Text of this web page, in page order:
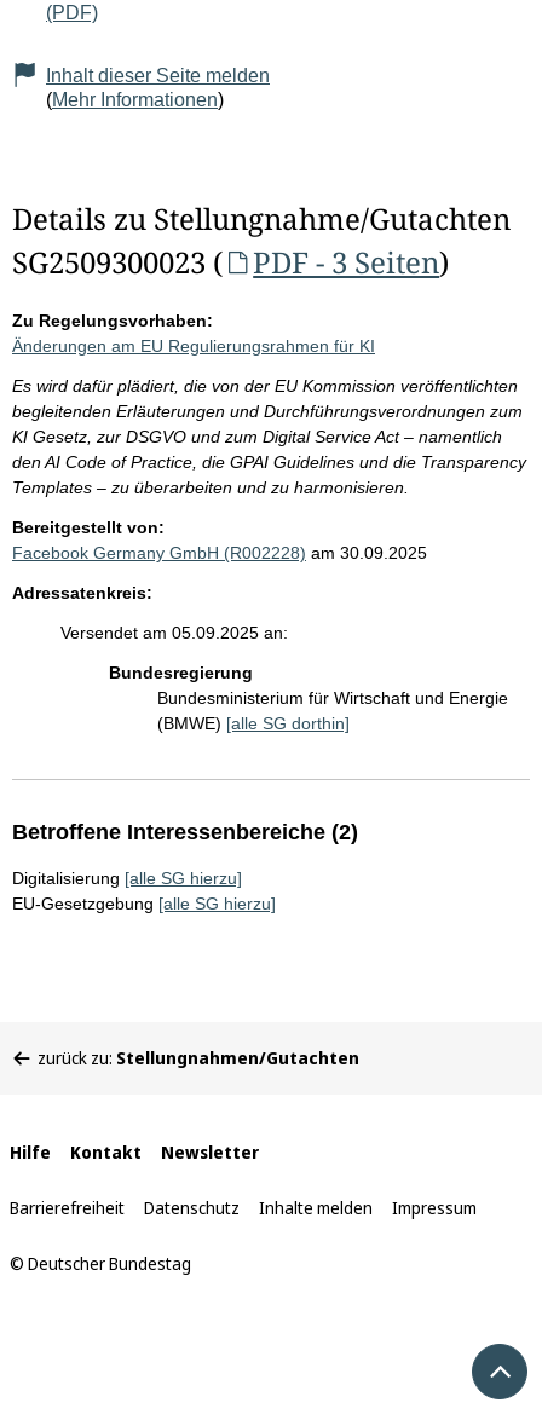
(PDF)
Inhalt dieser Seite melden
(Mehr Informationen)
Details zu Stellungnahme/Gutachten
SG2509300023 (
PDF - 3 Seiten)
Zu Regelungsvorhaben:
Änderungen am EU Regulierungsrahmen für KI
Es wird dafür plädiert, die von der EU Kommission veröffentlichten
begleitenden Erläuterungen und Durchführungsverordnungen zum
KI Gesetz, zur DSGVO und zum Digital Service Act – namentlich
den AI Code of Practice, die GPAI Guidelines und die Transparency
Templates – zu überarbeiten und zu harmonisieren.
Bereitgestellt von:
Facebook Germany GmbH (R002228) am 30.09.2025
Adressatenkreis:
Versendet am 05.09.2025 an:
Bundesregierung
Bundesministerium für Wirtschaft und Energie
(BMWE) [alle SG dorthin]
Betroffene Interessenbereiche (2)
Digitalisierung [alle SG hierzu]
EU-Gesetzgebung [alle SG hierzu]
befinden
zurück zu: Stellungnahmen/Gutachten
Interne
Links
Hilfe Kontakt Newsletter
Barrierefreiheit Datenschutz Inhalte melden Impressum
© Deutscher Bundestag